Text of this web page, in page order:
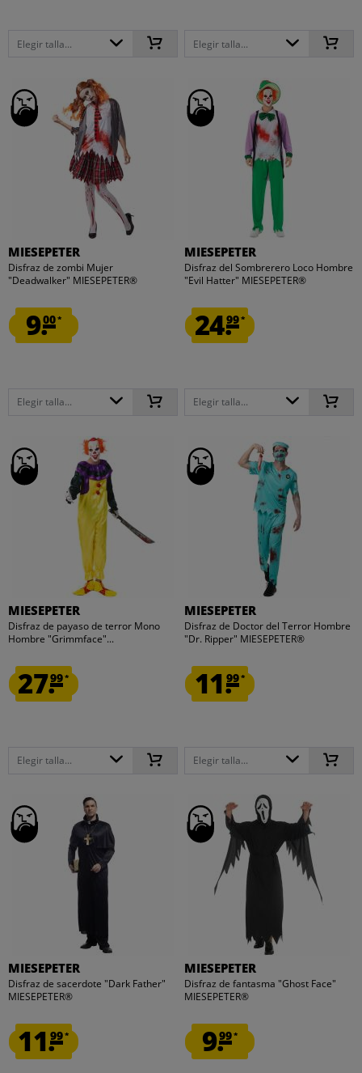
Elegir talla... Elegir talla...
MIESEPETER
Disfraz de zombi Mujer
"Deadwalker" MIESEPETER®
9.00*
Elegir talla...
MIESEPETER
Disfraz del Sombrerero Loco Hombre
"Evil Hatter" MIESEPETER®
24.99*
Elegir talla...
MIESEPETER
Disfraz de payaso de terror Mono
Hombre "Grimmface"...
27.99*
Elegir talla...
MIESEPETER
Disfraz de Doctor del Terror Hombre
"Dr. Ripper" MIESEPETER®
11.99*
Elegir talla...
MIESEPETER
Disfraz de sacerdote "Dark Father"
MIESEPETER®
11.99*
MIESEPETER
Disfraz de fantasma "Ghost Face"
MIESEPETER®
9.99*